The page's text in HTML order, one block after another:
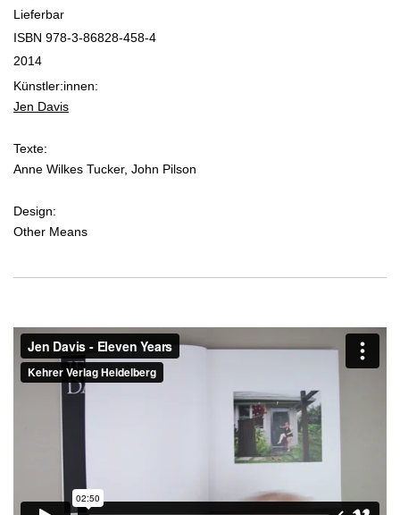
Lieferbar
ISBN 978-3-86828-458-4
2014
Künstler:innen:
Jen Davis
Texte:
Anne Wilkes Tucker, John Pilson
Design:
Other Means